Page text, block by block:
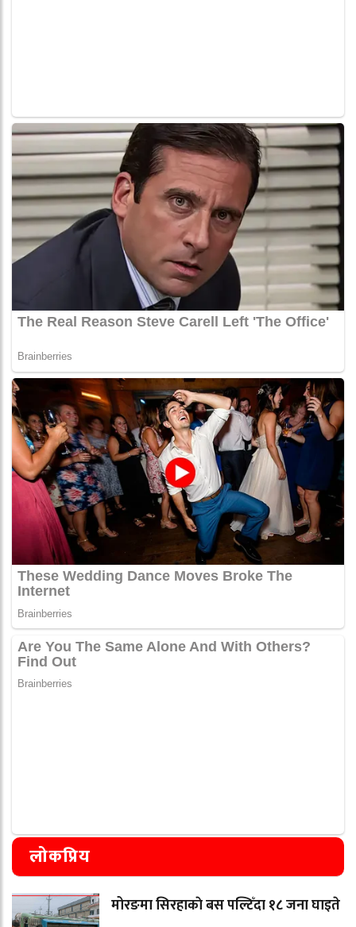
लोकप्रिय
मोरङमा सिरहाकाे बस पल्टिँदा १८ जना घाइते